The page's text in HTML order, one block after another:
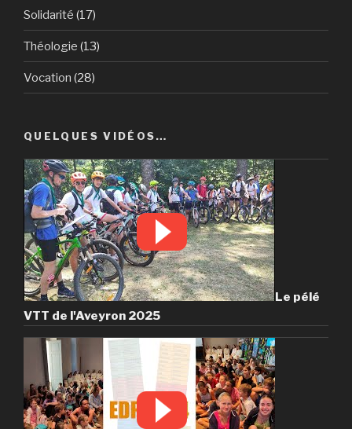
Solidarité (17)
Théologie (13)
Vocation (28)
QUELQUES VIDÉOS…
Le pélé
VTT de l'Aveyron 2025